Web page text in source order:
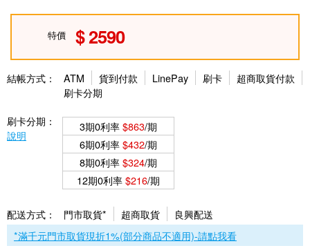
特價 2590
結帳方式： ATM 貨到付款 LinePay 刷卡
超商取貨付款
刷卡分期
刷卡分期：
說明
3期0利率$863/期
6期0利率$432/期
8期0利率$324/期
12期0利率$216/期
配送方式： 門市取貨* 超商取貨
良興配送
*滿千元門市取貨現折1%(部分商品不適用)-請點我看